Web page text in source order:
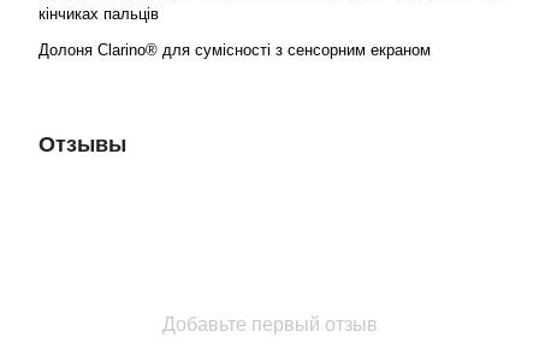
кінчиках пальців
Долоня Clarino® для сумісності з сенсорним екраном
Отзывы
Добавьте первый отзыв